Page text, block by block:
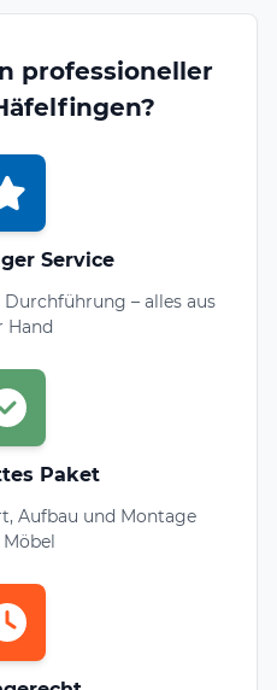
professioneller
Service
– alles aus
Hand
Paket
Aufbau und Montage